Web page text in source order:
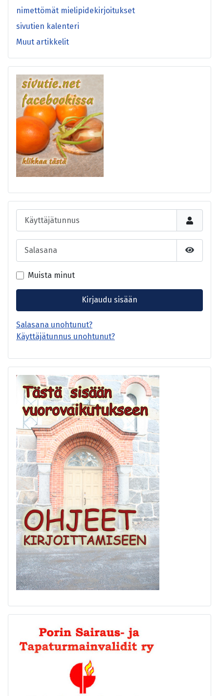
nimettömät mielipidekirjoitukset
sivutien kalenteri
Muut artikkelit
Käyttäjätunnus
Salasana
Näytä
Muista minut
Kirjaudu sisään
Salasana unohtunut?
Käyttäjätunnus unohtunut?